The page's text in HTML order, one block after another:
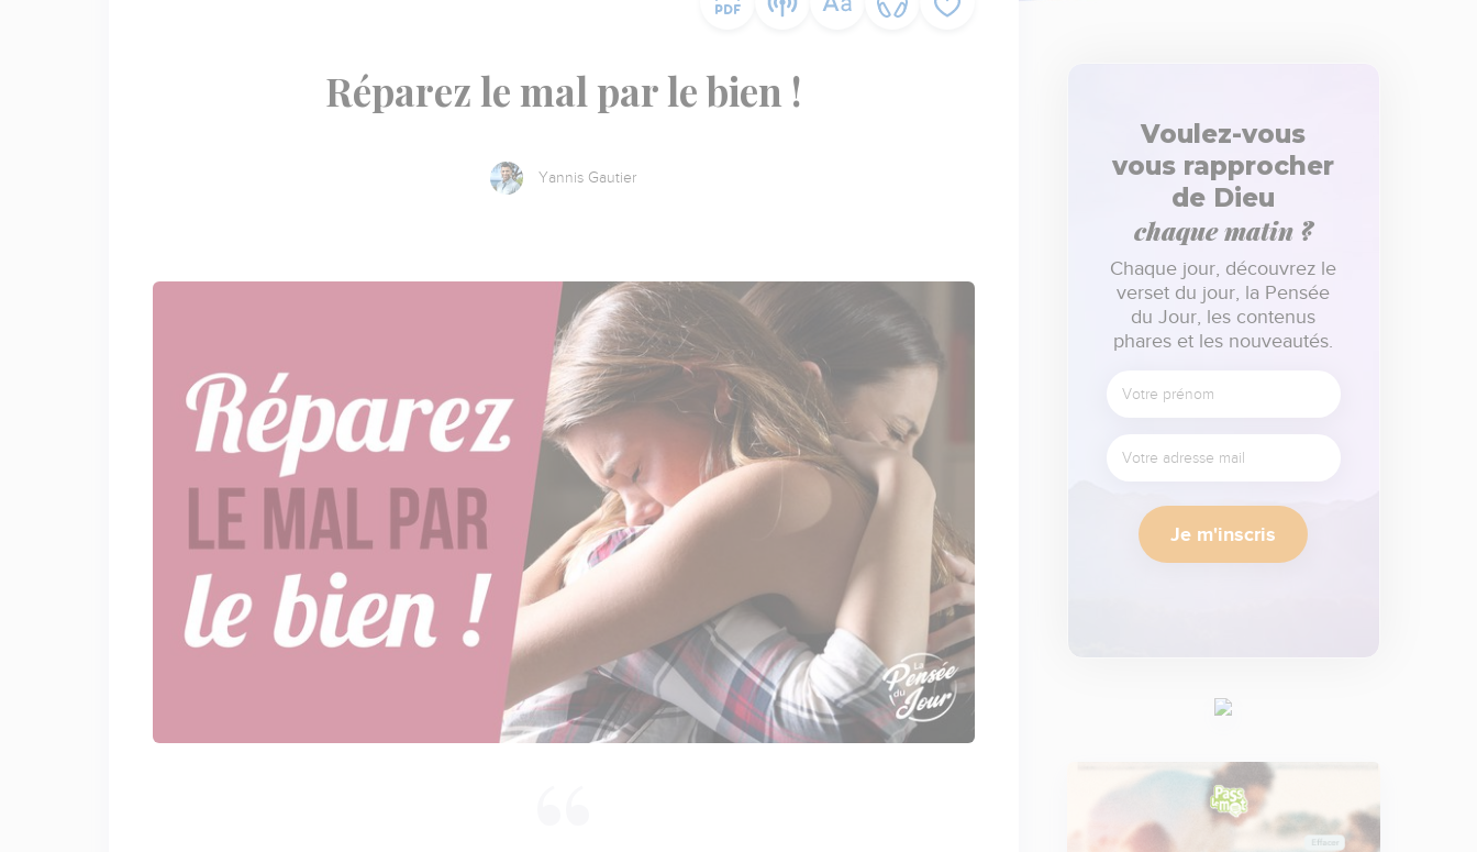
Réparez le mal par le bien !
Yannis Gautier
Voulez-vous
vous rapprocher
de Dieu
chaque matin ?
Chaque jour, découvrez le
verset du jour, la Pensée
du Jour, les contenus
phares et les nouveautés.
Je m'inscris